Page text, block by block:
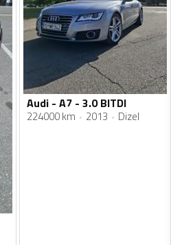
Audi - A7 - 3.0 BITDI
224000 km 2013 Dizel